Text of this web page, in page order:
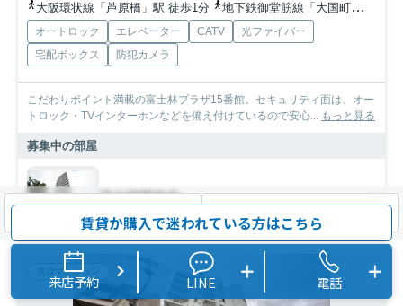
大阪環状線「芦原橋」駅 徒歩1分
地下鉄御堂筋線「大国町」駅 徒歩12分
オートロック エレベーター CATV
光ファイバー
宅配ボックス
防犯カメラ
こだわりポイント満載の富士林プラザ15番館。セキュリティ面は、オー
トロック・TVインターホンなどを備え付けているので安心... もっと見る
募集中の部屋
過去掲載物件
賃貸マンション
検索条件を変更 まとめてお問い合わせ
賃貸か購入で迷われている方はこちら
来店予約 LINE 電話